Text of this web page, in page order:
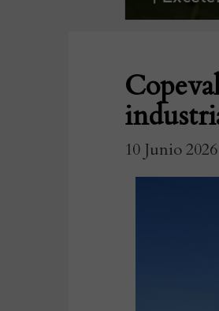
10 Junio 2026